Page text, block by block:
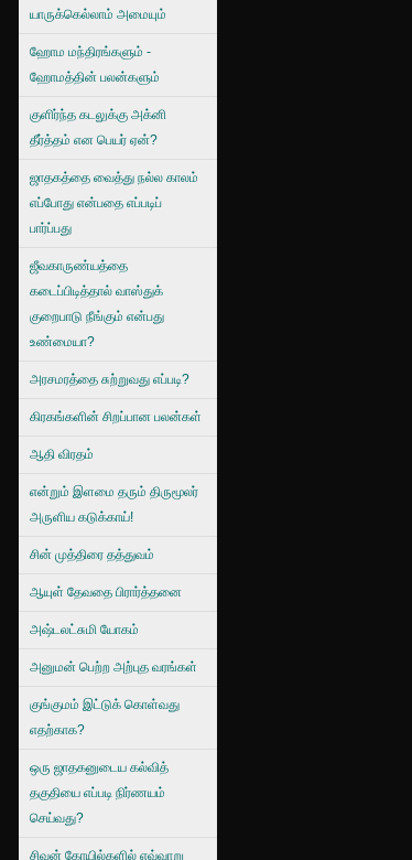
யாருக்கெல்லாம் அமையும்
ஹோம மந்திரங்களும் -
ஹோமத்தின் பலன்களும்
குளிர்ந்த கடலுக்கு அக்னி
தீர்த்தம் என பெயர் ஏன்?
ஜாதகத்தை வைத்து நல்ல காலம்
எப்போது என்பதை எப்படிப்
பார்ப்பது
ஜீவகாருண்யத்தை
கடைப்பிடித்தால் வாஸ்துக்
குறைபாடு நீங்கும் என்பது
உண்மையா?
அரசமரத்தை சுற்றுவது எப்படி?
கிரகங்களின் சிறப்பான பலன்கள்
ஆதி விரதம்
என்றும் இளமை தரும் திருமூலர்
அருளிய கடுக்காய்!
சின் முத்திரை தத்துவம்
ஆயுள் தேவதை பிரார்த்தனை
அஷ்டலட்சுமி யோகம்
அனுமன் பெற்ற அற்புத வரங்கள்
குங்குமம் இட்டுக் கொள்வது
எதற்காக?
ஒரு ஜாதகனுடைய கல்வித்
தகுதியை எப்படி நிர்ணயம்
செய்வது?
சிவன் கோயில்களில் எவ்வாறு